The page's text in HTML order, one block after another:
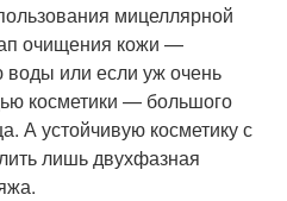
мицеллярной
очищения кожи —
или если уж очень
косметики — большого
А устойчивую косметику с
лишь двухфазная